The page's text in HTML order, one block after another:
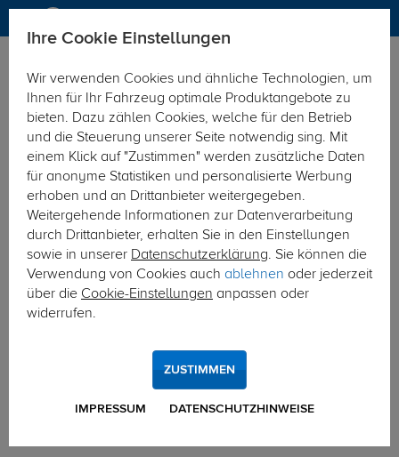
vorheriger Artikel nächster Artikel
Ihre Cookie Einstellungen
Wir verwenden Cookies und ähnliche Technologien, um
Ihnen für Ihr Fahrzeug optimale Produktangebote zu
bieten. Dazu zählen Cookies, welche für den Betrieb
und die Steuerung unserer Seite notwendig sing. Mit
einem Klick auf "Zustimmen" werden zusätzliche Daten
für anonyme Statistiken und personalisierte Werbung
erhoben und an Drittanbieter weitergegeben.
Weitergehende Informationen zur Datenverarbeitung
durch Drittanbieter, erhalten Sie in den Einstellungen
sowie in unserer Datenschutzerklärung. Sie können die
Verwendung von Cookies auch ablehnen oder jederzeit
über die Cookie-Einstellungen anpassen oder
widerrufen.
IMPRESSUM DATENSCHUTZHINWEISE
ZUSTIMMEN